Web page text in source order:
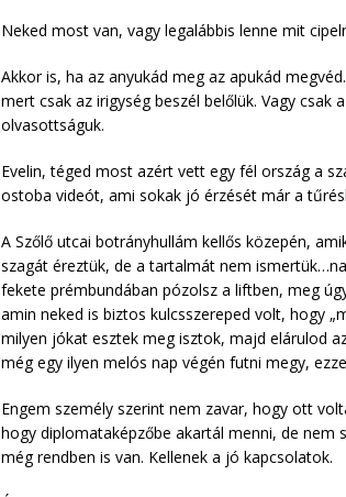
Neked most van, vagy legalábbis lenne mit
Akkor is, ha az anyukád meg az apukád
mert csak az irigység beszél belőlük. Vagy
olvasottságuk.
Evelin, téged most azért vett egy fél ország a
ostoba videót, ami sokak jó érzését már a
A Szőlő utcai botrányhullám kellős közepén,
szagát éreztük, de a tartalmát nem
fekete prémbundában pózolsz a liftben, meg
amin neked is biztos kulcsszereped volt, hogy
milyen jókat esztek meg isztok, majd elárulod
még egy ilyen melós nap végén futni megy,
Engem személy szerint nem zavar, hogy ott
hogy diplomataképzőbe akartál menni, de
még rendben is van. Kellenek a jó kapcsolatok.